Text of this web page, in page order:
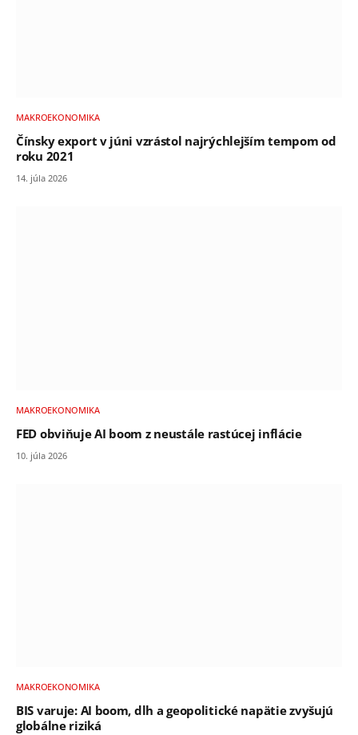
MAKROEKONOMIKA
Čínsky export v júni vzrástol najrýchlejším tempom od
roku 2021
14. júla 2026
MAKROEKONOMIKA
FED obviňuje AI boom z neustále rastúcej inflácie
10. júla 2026
MAKROEKONOMIKA
BIS varuje: AI boom, dlh a geopolitické napätie zvyšujú
globálne riziká